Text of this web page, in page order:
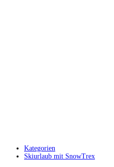
Kategorien
Skiurlaub mit SnowTrex